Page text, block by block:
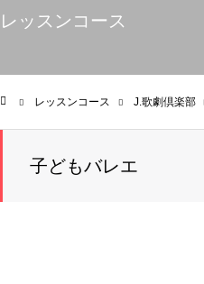
レッスンコース
レッスンコース J.歌劇倶楽部
子どもバレエ